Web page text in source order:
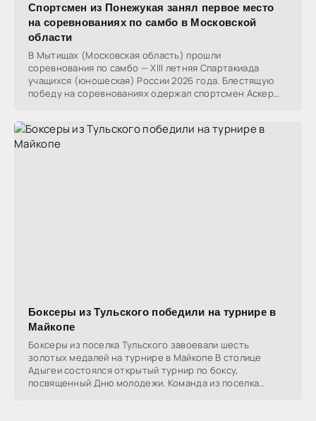
Спортсмен из Понежукая занял первое место
на соревнованиях по самбо в Московской
области
В Мытищах (Московская область) прошли
соревнования по самбо — XIII летняя Спартакиада
учащихся (юношеская) России 2026 года. Блестящую
победу на соревнованиях одержал спортсмен Аскер
Боксеры из Тульского победили на турнире в
Майкопе
Боксеры из поселка Тульского завоевали шесть
золотых медалей на турнире в Майкопе В столице
Адыгеи состоялся открытый турнир по боксу,
посвященный Дню молодежи. Команда из поселка